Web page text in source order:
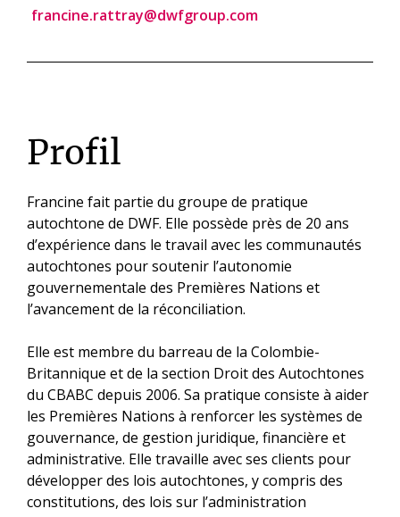
francine.rattray@dwfgroup.com
Profil
Francine fait partie du groupe de pratique
autochtone de DWF. Elle possède près de 20 ans
d’expérience dans le travail avec les communautés
autochtones pour soutenir l’autonomie
gouvernementale des Premières Nations et
l’avancement de la réconciliation.
Elle est membre du barreau de la Colombie-
Britannique et de la section Droit des Autochtones
du CBABC depuis 2006. Sa pratique consiste à aider
les Premières Nations à renforcer les systèmes de
gouvernance, de gestion juridique, financière et
administrative. Elle travaille avec ses clients pour
développer des lois autochtones, y compris des
constitutions, des lois sur l’administration